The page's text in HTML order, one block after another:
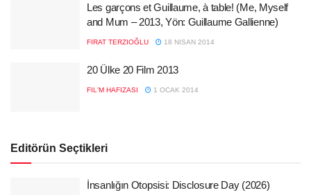
Les garçons et Guillaume, à table! (Me, Myself
and Mum – 2013, Yön: Guillaume Gallienne)
FIRAT TERZIOĞLU 18 NISAN 2014
20 Ülke 20 Film 2013
FIL'M HAFIZASI 1 OCAK 2014
Editörün Seçtikleri
İnsanlığın Otopsisi: Disclosure Day (2026)